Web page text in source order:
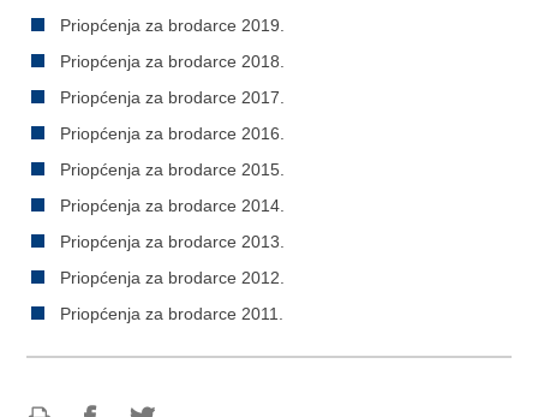
Priopćenja za brodarce 2019.
Priopćenja za brodarce 2018.
Priopćenja za brodarce 2017.
Priopćenja za brodarce 2016.
Priopćenja za brodarce 2015.
Priopćenja za brodarce 2014.
Priopćenja za brodarce 2013.
Priopćenja za brodarce 2012.
Priopćenja za brodarce 2011.